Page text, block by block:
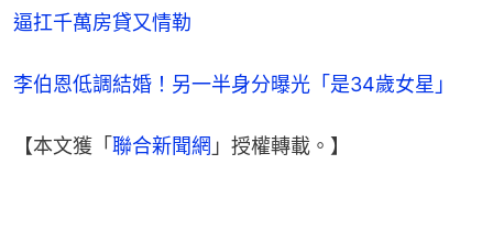
逼扛千萬房貸又情勒
李伯恩低調結婚！另一半身分曝光「是34歲女星」
【本文獲「聯合新聞網 」授權轉載。】